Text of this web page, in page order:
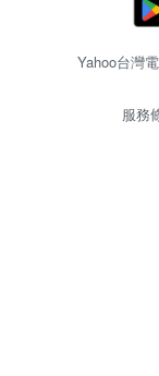
Yahoo台灣
服務